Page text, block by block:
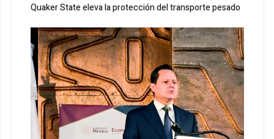
Quaker State eleva la protección del transporte pesado